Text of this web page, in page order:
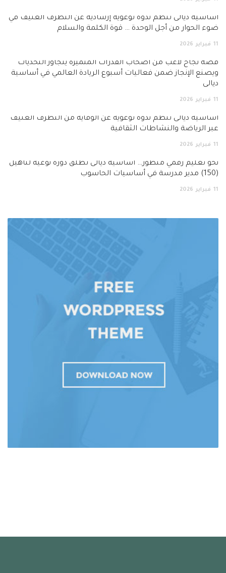
أساسية ديالى تنظم ندوة توعوية إرشادية عن التطرف العنيف في
ضوء الحوار من أجل الوحدة … قوة الكلمة والسلام
11 فبراير 2026
قصة نجاح لاعب من أصحاب القدرات المتميزة يتجاوز التحديات
ويصنع الإنجاز ضمن فعاليات أسبوع الريادة العالمي في أساسية
ديالى
11 فبراير 2026
أساسية ديالى تنظم ندوة توعوية عن الوقاية من التطرف العنيف
عبر الرياضة والنشاطات الثقافية
11 فبراير 2026
نحو تعليم رقمي متطور… اساسية ديالى تطلق دورة نوعية لتأهيل
(150) مدير مدرسة في أساسيات الحاسوب
11 فبراير 2026